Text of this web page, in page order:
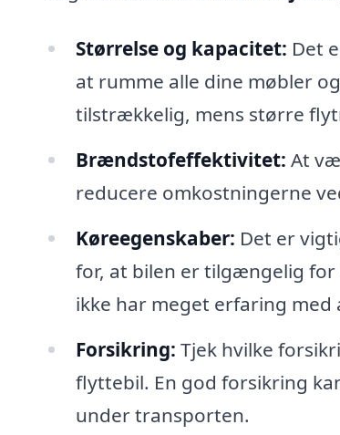
Størrelse og kapacitet: Det
at rumme alle dine møbler
tilstrækkelig, mens større
Brændstofeffektivitet: At
reducere omkostningerne
Køreegenskaber: Det er
for, at bilen er tilgængelig for
ikke har meget erfaring
Forsikring: Tjek hvilke
flyttebil. En god forsikring
under transporten.